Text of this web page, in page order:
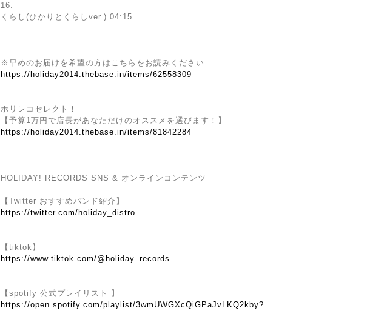
16.
くらし(ひかりとくらしver.) 04:15
※早めのお届けを希望の方はこちらをお読みください
https://holiday2014.thebase.in/items/62558309
ホリレコセレクト！
【予算1万円で店長があなただけのオススメを選びます！】
https://holiday2014.thebase.in/items/81842284
HOLIDAY! RECORDS SNS & オンラインコンテンツ
【Twitter おすすめバンド紹介】
https://twitter.com/holiday_distro
【tiktok】
https://www.tiktok.com/@holiday_records
【spotify 公式プレイリスト 】
https://open.spotify.com/playlist/3wmUWGXcQiGPaJvLKQ2kby?